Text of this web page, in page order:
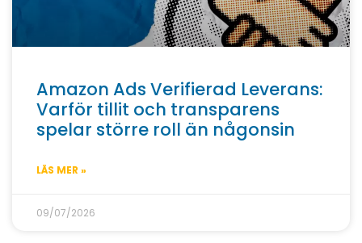
Amazon Ads Verifierad Leverans:
Varför tillit och transparens
spelar större roll än någonsin
LÄS MER »
09/07/2026